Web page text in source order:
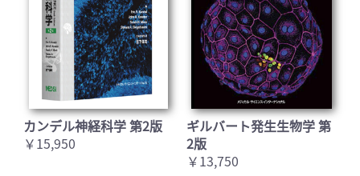
カンデル神経科学 第2版
￥15,950
ギルバート発生生物学 第
2版
￥13,750